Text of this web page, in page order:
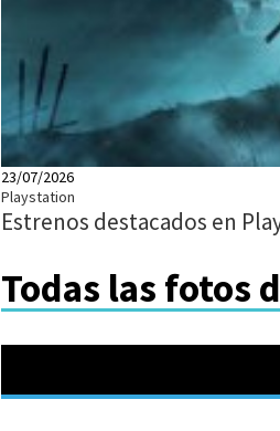
23/07/2026
Playstation
Estrenos destacados en
Todas las fotos